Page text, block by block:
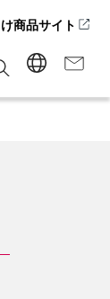
商品サイト